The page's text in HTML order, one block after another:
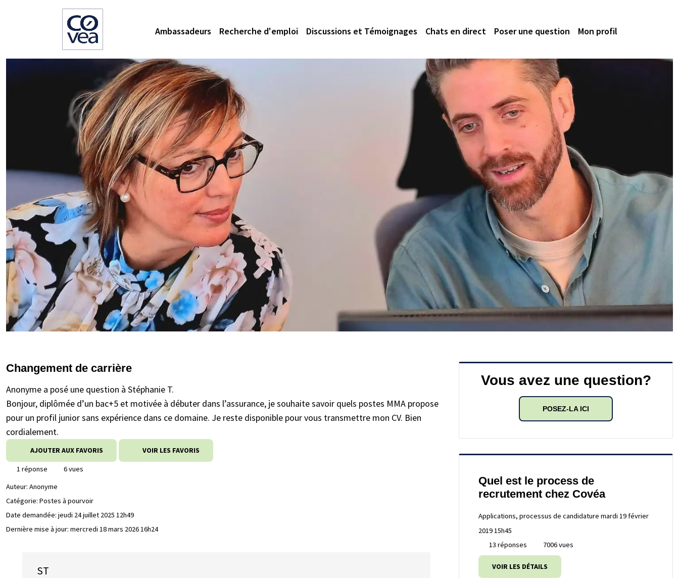
Ambassadeurs Recherche d'emploi Discussions et Témoignages Chats en direct Poser une question Mon profil
Changement de carrière
Anonyme a posé une question à Stéphanie T.
Bonjour, diplômée d’un bac+5 et motivée à débuter dans l’assurance, je souhaite savoir quels postes MMA propose
pour un profil junior sans expérience dans ce domaine. Je reste disponible pour vous transmettre mon CV. Bien
cordialement.
AJOUTER AUX FAVORIS VOIR LES FAVORIS
1 réponse
6 vues
Auteur: Anonyme
Catégorie: Postes à pourvoir
Date demandée: jeudi 24 juillet 2025 12h49
Dernière mise à jour: mercredi 18 mars 2026 16h24
ST
Vous avez une question?
POSEZ-LA ICI
Quel est le process de
recrutement chez Covéa
Applications, processus de candidature mardi 19 février
2019 15h45
13 réponses
7006 vues
VOIR LES DÉTAILS